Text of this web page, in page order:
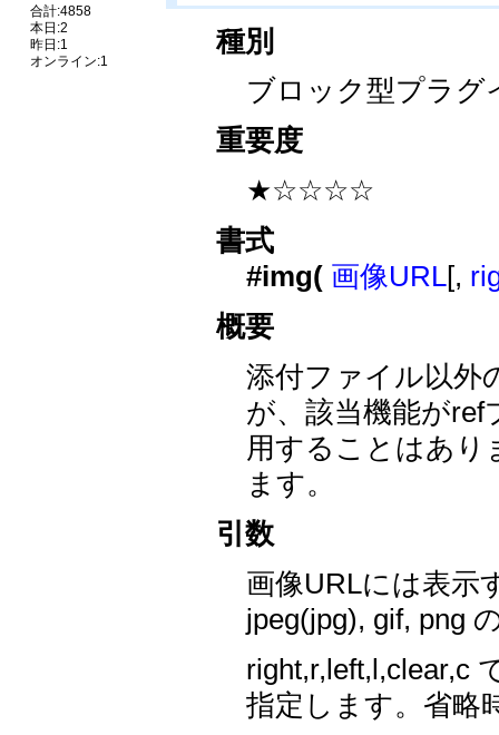
合計:4858
本日:2
昨日:1
オンライン:1
種別
ブロック型プラグ
重要度
★☆☆☆☆
書式
#img( 画像URL[,
概要
添付ファイル以外
が、該当機能が
用することはあり
ます。
引数
画像URLには表示
jpeg(jpg), gif, png
right,r,left,l,clear,c
指定します。省略